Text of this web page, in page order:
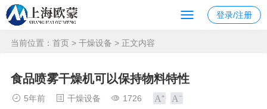
登录/注册
当前位置： 首页 > 干燥设备 > 正文内容
食品喷雾干燥机可以保持物料特性
5年前 干燥设备 1726